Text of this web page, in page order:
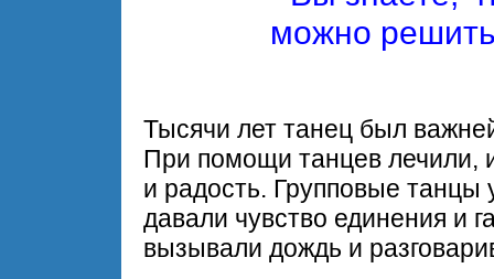
можно
Тысячи лет танец был
При помощи танцев лечили,
и радость. Групповые танцы
давали чувство единения и
вызывали дождь и